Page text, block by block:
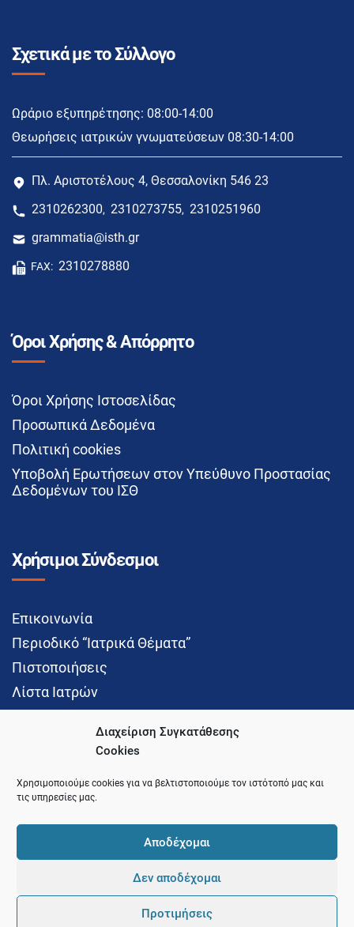
Διαχείριση Συγκατάθεσης
Cookies
Χρησιμοποιούμε cookies για να βελτιστοποιούμε τον ιστότοπό μας και
τις υπηρεσίες μας.
Αποδέχομαι
Δεν αποδέχομαι
Προτιμήσεις
Σχετικά με το Σύλλογο
Ωράριο εξυπηρέτησης: 08:00-14:00
Θεωρήσεις ιατρικών γνωματεύσεων 08:30-14:00
Πλ. Αριστοτέλους 4, Θεσσαλονίκη 546 23
2310262300, 2310273755, 2310251960
grammatia@isth.gr
FAX: 2310278880
Όροι Χρήσης & Απόρρητο
Όροι Χρήσης Ιστοσελίδας
Προσωπικά Δεδομένα
Πολιτική cookies
Υποβολή Ερωτήσεων στον Υπεύθυνο Προστασίας
Δεδομένων του ΙΣΘ
Χρήσιμοι Σύνδεσμοι
Επικοινωνία
Περιοδικό “Ιατρικά Θέματα”
Πιστοποιήσεις
Λίστα Ιατρών
Social Media
© 2021 Ιατρικός Σύλλογος Θεσσαλονίκης